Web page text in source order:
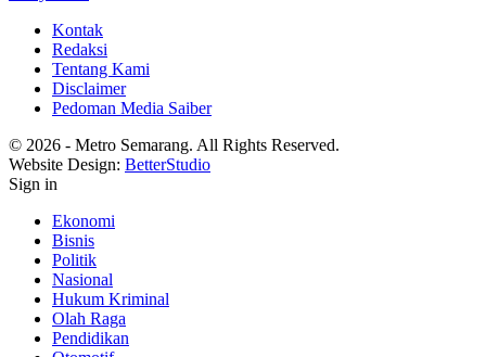
Kontak
Redaksi
Tentang Kami
Disclaimer
Pedoman Media Saiber
© 2026 - Metro Semarang. All Rights Reserved.
Website Design: BetterStudio
Sign in
Ekonomi
Bisnis
Politik
Nasional
Hukum Kriminal
Olah Raga
Pendidikan